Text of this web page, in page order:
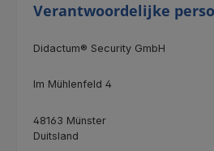
Verantwoordelijke
Didactum® Security GmbH
Im Mühlenfeld 4
48163 Münster
Duitsland